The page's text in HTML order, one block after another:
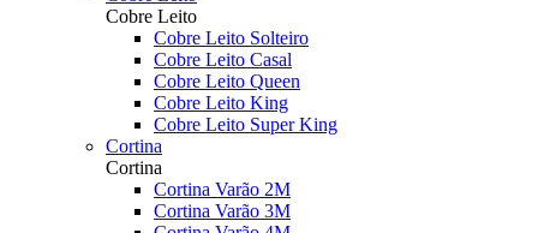
Cobre Leito
Cobre Leito Solteiro
Cobre Leito Casal
Cobre Leito Queen
Cobre Leito King
Cobre Leito Super King
Cortina
Cortina
Cortina Varão 2M
Cortina Varão 3M